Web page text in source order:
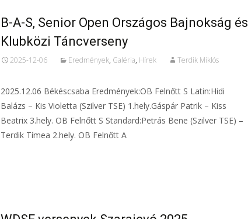
B-A-S, Senior Open Országos Bajnokság és
Klubközi Táncverseny
2025-12-06 Eredmények, Galéria, Hírek Terdik Miklós
2025.12.06 Békéscsaba Eredmények:OB Felnőtt S Latin:Hidi
Balázs – Kis Violetta (Szilver TSE) 1.hely.Gáspár Patrik – Kiss
Beatrix 3.hely. OB Felnőtt S Standard:Petrás Bene (Szilver TSE) –
Terdik Tímea 2.hely. OB Felnőtt A